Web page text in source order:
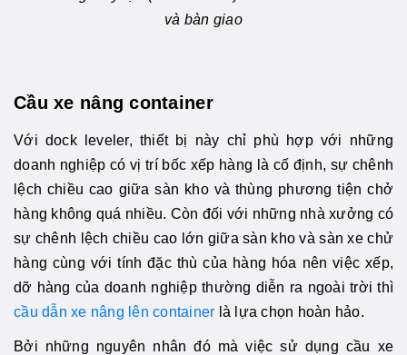
và bàn giao
Cầu xe nâng container
Với dock leveler, thiết bị này chỉ phù hợp với những
doanh nghiệp có vị trí bốc xếp hàng là cố định, sự chênh
lệch chiều cao giữa sàn kho và thùng phương tiện chở
hàng không quá nhiều. Còn đối với những nhà xưởng có
sự chênh lệch chiều cao lớn giữa sàn kho và sàn xe chử
hàng cùng với tính đặc thù của hàng hóa nên việc xếp,
dỡ hàng của doanh nghiệp thường diễn ra ngoài trời thì
cầu dẫn xe nâng lên container là lựa chọn hoàn hảo.
Bởi những nguyên nhân đó mà việc sử dụng cầu xe